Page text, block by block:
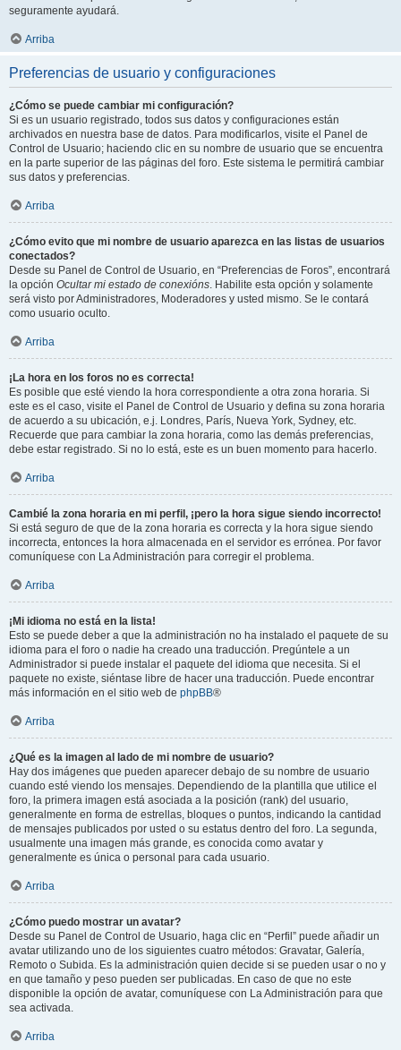
seguramente ayudará.
Arriba
Preferencias de usuario y configuraciones
¿Cómo se puede cambiar mi configuración?
Si es un usuario registrado, todos sus datos y configuraciones están
archivados en nuestra base de datos. Para modificarlos, visite el Panel de
Control de Usuario; haciendo clic en su nombre de usuario que se encuentra
en la parte superior de las páginas del foro. Este sistema le permitirá cambiar
sus datos y preferencias.
Arriba
¿Cómo evito que mi nombre de usuario aparezca en las listas de usuarios
conectados?
Desde su Panel de Control de Usuario, en “Preferencias de Foros”, encontrará
la opción Ocultar mi estado de conexións. Habilite esta opción y solamente
será visto por Administradores, Moderadores y usted mismo. Se le contará
como usuario oculto.
Arriba
¡La hora en los foros no es correcta!
Es posible que esté viendo la hora correspondiente a otra zona horaria. Si
este es el caso, visite el Panel de Control de Usuario y defina su zona horaria
de acuerdo a su ubicación, e.j. Londres, París, Nueva York, Sydney, etc.
Recuerde que para cambiar la zona horaria, como las demás preferencias,
debe estar registrado. Si no lo está, este es un buen momento para hacerlo.
Arriba
Cambié la zona horaria en mi perfil, ¡pero la hora sigue siendo incorrecto!
Si está seguro de que de la zona horaria es correcta y la hora sigue siendo
incorrecta, entonces la hora almacenada en el servidor es errónea. Por favor
comuníquese con La Administración para corregir el problema.
Arriba
¡Mi idioma no está en la lista!
Esto se puede deber a que la administración no ha instalado el paquete de su
idioma para el foro o nadie ha creado una traducción. Pregúntele a un
Administrador si puede instalar el paquete del idioma que necesita. Si el
paquete no existe, siéntase libre de hacer una traducción. Puede encontrar
más información en el sitio web de phpBB®
Arriba
¿Qué es la imagen al lado de mi nombre de usuario?
Hay dos imágenes que pueden aparecer debajo de su nombre de usuario
cuando esté viendo los mensajes. Dependiendo de la plantilla que utilice el
foro, la primera imagen está asociada a la posición (rank) del usuario,
generalmente en forma de estrellas, bloques o puntos, indicando la cantidad
de mensajes publicados por usted o su estatus dentro del foro. La segunda,
usualmente una imagen más grande, es conocida como avatar y
generalmente es única o personal para cada usuario.
Arriba
¿Cómo puedo mostrar un avatar?
Desde su Panel de Control de Usuario, haga clic en “Perfil” puede añadir un
avatar utilizando uno de los siguientes cuatro métodos: Gravatar, Galería,
Remoto o Subida. Es la administración quien decide si se pueden usar o no y
en que tamaño y peso pueden ser publicadas. En caso de que no este
disponible la opción de avatar, comuníquese con La Administración para que
sea activada.
Arriba